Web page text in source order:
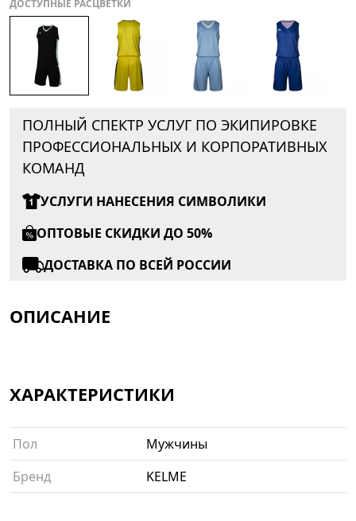
ДОСТУПНЫЕ РАСЦВЕТКИ
ПОЛНЫЙ СПЕКТР УСЛУГ ПО ЭКИПИРОВКЕ
ПРОФЕССИОНАЛЬНЫХ И КОРПОРАТИВНЫХ
КОМАНД
УСЛУГИ НАНЕСЕНИЯ СИМВОЛИКИ
ОПТОВЫЕ СКИДКИ ДО 50%
ДОСТАВКА ПО ВСЕЙ РОССИИ
ОПИСАНИЕ
ХАРАКТЕРИСТИКИ
Пол
Мужчины
Бренд
KELME